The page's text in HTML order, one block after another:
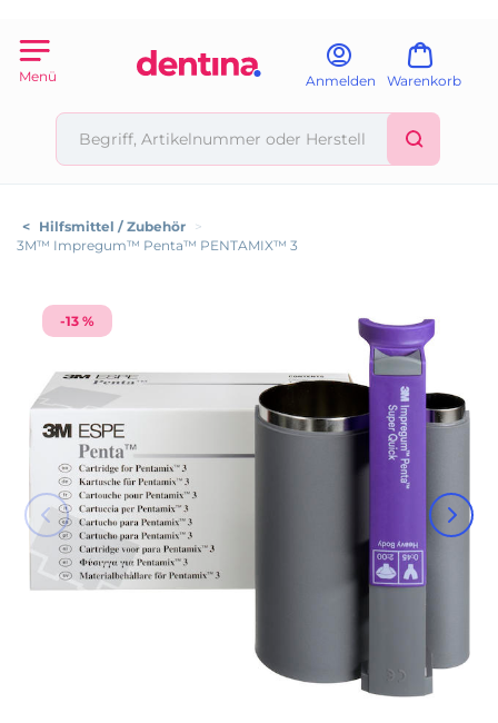
Menü Anmelden Warenkorb
< Hilfsmittel / Zubehör >
3M™ Impregum™ Penta™ PENTAMIX™ 3
-13 %